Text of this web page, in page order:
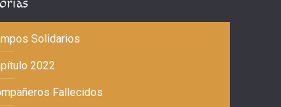
Solidarios
2022
Fallecidos